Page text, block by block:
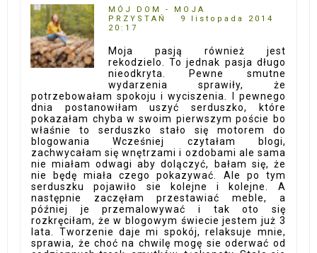
MÓJ DOM - MOJA
PRZYSTAŃ
9 listopada 2014
20:17
Moja pasją również jest
rekodzielo. To jednak pasja długo
nieodkryta. Pewne smutne
wydarzenia sprawiły, że
potrzebowałam spokoju i wyciszenia. I pewnego
dnia postanowiłam uszyć serduszko, które
pokazałam chyba w swoim pierwszym poście bo
właśnie to serduszko stało się motorem do
blogowania Wcześniej czytałam blogi,
zachwycałam się wnętrzami i ozdobami ale sama
nie miałam odwagi aby dolączyć, bałam się, że
nie będę miała czego pokazywać. Ale po tym
serduszku pojawiło sie kolejne i kolejne. A
następnie zaczęłam przestawiać meble, a
później je przemalowywać i tak oto się
rozkręciłam, że w blogowym świecie jestem już 3
lata. Tworzenie daje mi spokój, relaksuje mnie,
sprawia, że choć na chwilę mogę sie oderwać od